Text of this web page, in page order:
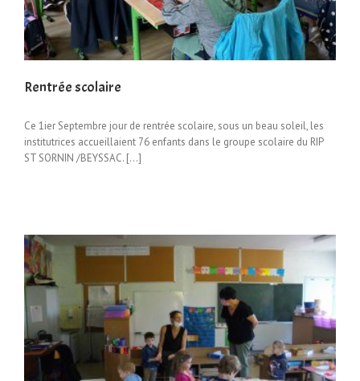
Rentrée scolaire
Ce 1ier Septembre jour de rentrée scolaire, sous un beau soleil, les
institutrices accueillaient 76 enfants dans le groupe scolaire du RIP
ST SORNIN /BEYSSAC. […]